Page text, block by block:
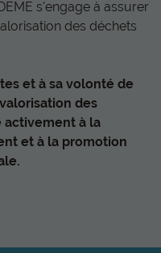
s'engage à assurer
des déchets
et à sa volonté de
des
activement à la
et à la promotion